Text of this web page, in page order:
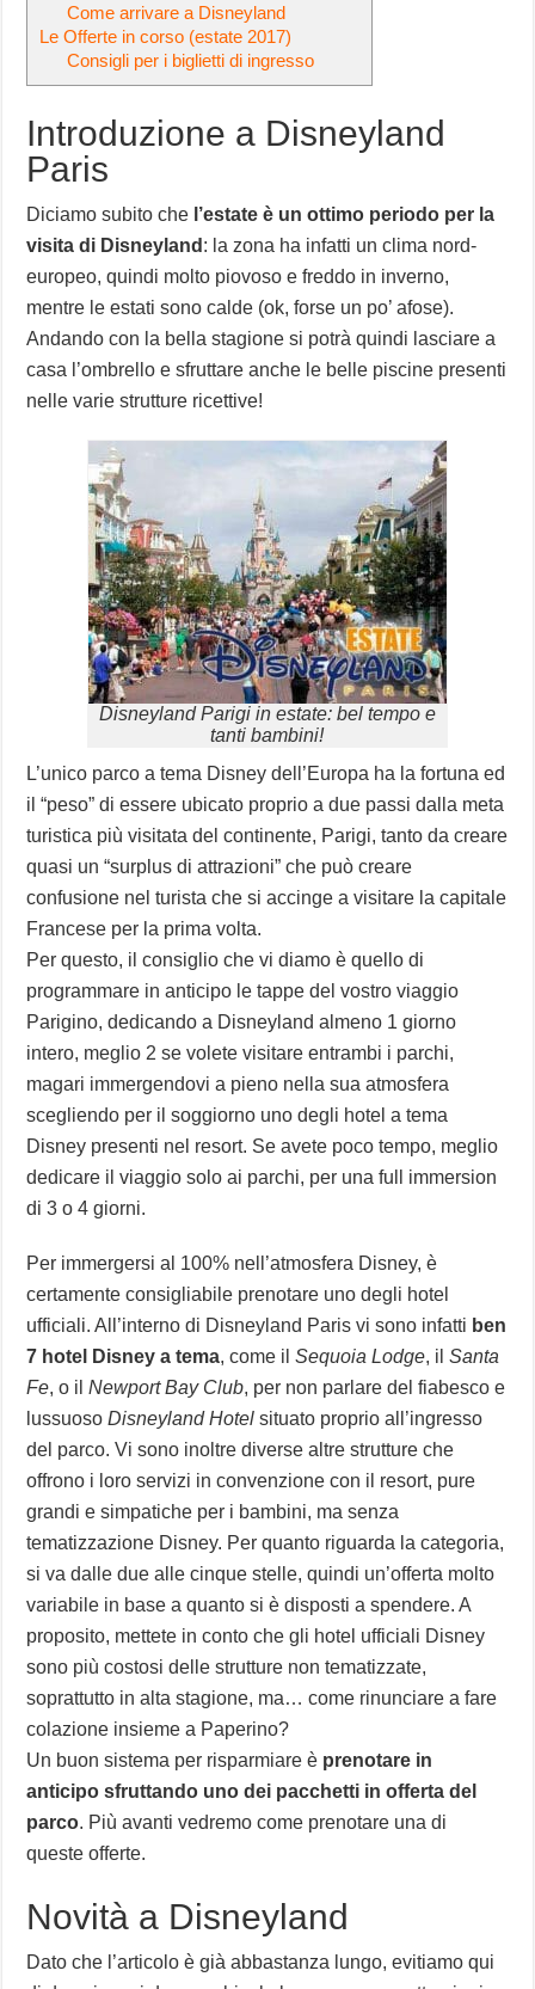
Come arrivare a Disneyland
Le Offerte in corso (estate 2017)
Consigli per i biglietti di ingresso
Introduzione a Disneyland
Paris
Diciamo subito che l’estate è un ottimo periodo per la
visita di Disneyland : la zona ha infatti un clima nord-
europeo, quindi molto piovoso e freddo in inverno,
mentre le estati sono calde (ok, forse un po’ afose).
Andando con la bella stagione si potrà quindi lasciare a
casa l’ombrello e sfruttare anche le belle piscine presenti
nelle varie strutture ricettive!
Disneyland Parigi in estate: bel tempo e
tanti bambini!
L’unico parco a tema Disney dell’Europa ha la fortuna ed
il “peso” di essere ubicato proprio a due passi dalla meta
turistica più visitata del continente, Parigi, tanto da creare
quasi un “surplus di attrazioni” che può creare
confusione nel turista che si accinge a visitare la capitale
Francese per la prima volta.
Per questo, il consiglio che vi diamo è quello di
programmare in anticipo le tappe del vostro viaggio
Parigino, dedicando a Disneyland almeno 1 giorno
intero, meglio 2 se volete visitare entrambi i parchi,
magari immergendovi a pieno nella sua atmosfera
scegliendo per il soggiorno uno degli hotel a tema
Disney presenti nel resort. Se avete poco tempo, meglio
dedicare il viaggio solo ai parchi, per una full immersion
di 3 o 4 giorni.
Per immergersi al 100% nell’atmosfera Disney, è
certamente consigliabile prenotare uno degli hotel
ufficiali. All’interno di Disneyland Paris vi sono infatti ben
7 hotel Disney a tema, come ilSequoia Lodge, ilSanta
Fe, o ilNewport Bay Club, per non parlare del fiabesco e
lussuosoDisneyland Hotel situato proprio all’ingresso
del parco. Vi sono inoltre diverse altre strutture che
offrono i loro servizi in convenzione con il resort, pure
grandi e simpatiche per i bambini, ma senza
tematizzazione Disney. Per quanto riguarda la categoria,
si va dalle due alle cinque stelle, quindi un’offerta molto
variabile in base a quanto si è disposti a spendere. A
proposito, mettete in conto che gli hotel ufficiali Disney
sono più costosi delle strutture non tematizzate,
soprattutto in alta stagione, ma… come rinunciare a fare
colazione insieme a Paperino?
Un buon sistema per risparmiare è prenotare in
anticipo sfruttando uno dei pacchetti in offerta del
parco. Più avanti vedremo come prenotare una di
queste offerte.
Novità a Disneyland
Dato che l’articolo è già abbastanza lungo, evitiamo qui